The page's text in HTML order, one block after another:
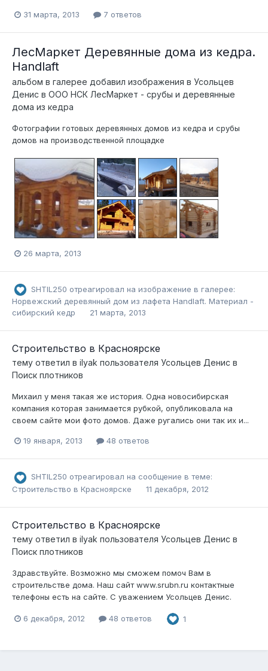
31 марта, 2013 7 ответов
ЛесМаркет Деревянные дома из кедра.
Handlaft
альбом в галерее добавил изображения в Усольцев
Денис в ООО НСК ЛесМаркет - срубы и деревянные
дома из кедра
Фотографии готовых деревянных домов из кедра и срубы
домов на производственной площадке
26 марта, 2013
SHTIL250 отреагировал на изображение в галерее:
Норвежский деревянный дом из лафета Handlaft. Материал -
сибирский кедр
21 марта, 2013
Строительство в Красноярске
тему ответил в ilyak пользователя Усольцев Денис в
Поиск плотников
Михаил у меня такая же история. Одна новосибирская
компания которая занимается рубкой, опубликовала на
своем сайте мои фото домов. Даже ругались они так их и...
19 января, 2013 48 ответов
SHTIL250 отреагировал на сообщение в теме:
Строительство в Красноярске
11 декабря, 2012
Строительство в Красноярске
тему ответил в ilyak пользователя Усольцев Денис в
Поиск плотников
Здравствуйте. Возможно мы сможем помоч Вам в
строительстве дома. Наш сайт www.srubn.ru контактные
телефоны есть на сайте. С уважением Усольцев Денис.
6 декабря, 2012 48 ответов 1